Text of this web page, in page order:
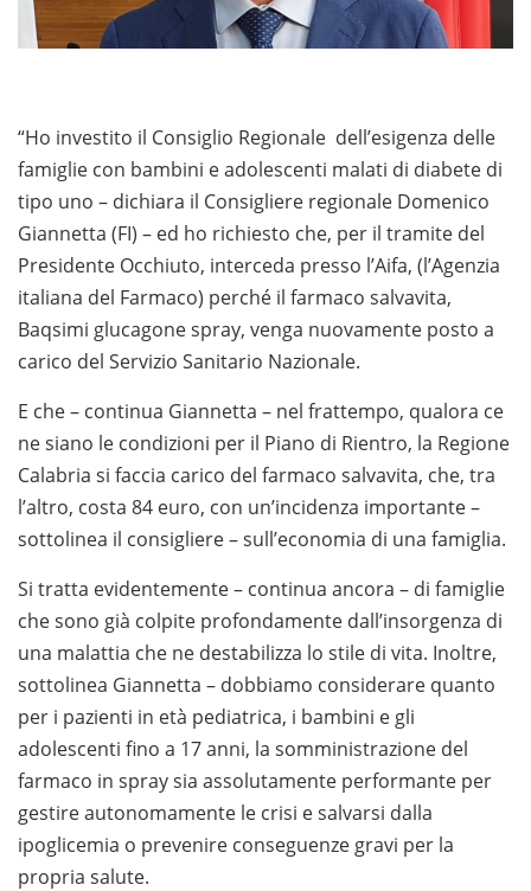
“Ho investito il Consiglio Regionale dell’esigenza delle
famiglie con bambini e adolescenti malati di diabete di
tipo uno – dichiara il Consigliere regionale Domenico
Giannetta (FI) – ed ho richiesto che, per il tramite del
Presidente Occhiuto, interceda presso l’Aifa, (l’Agenzia
italiana del Farmaco) perché il farmaco salvavita,
Baqsimi glucagone spray, venga nuovamente posto a
carico del Servizio Sanitario Nazionale.
E che – continua Giannetta – nel frattempo, qualora ce
ne siano le condizioni per il Piano di Rientro, la Regione
Calabria si faccia carico del farmaco salvavita, che, tra
l’altro, costa 84 euro, con un’incidenza importante –
sottolinea il consigliere – sull’economia di una famiglia.
Si tratta evidentemente – continua ancora – di famiglie
che sono già colpite profondamente dall’insorgenza di
una malattia che ne destabilizza lo stile di vita. Inoltre,
sottolinea Giannetta – dobbiamo considerare quanto
per i pazienti in età pediatrica, i bambini e gli
adolescenti fino a 17 anni, la somministrazione del
farmaco in spray sia assolutamente performante per
gestire autonomamente le crisi e salvarsi dalla
ipoglicemia o prevenire conseguenze gravi per la
propria salute.